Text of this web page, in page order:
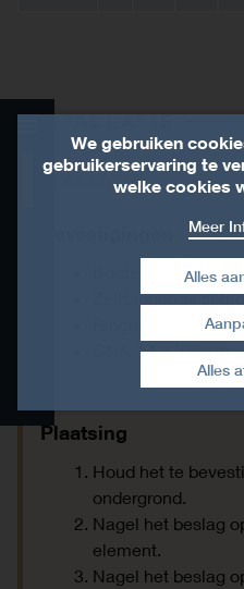
Product Details
Technische gegevens
Verwante producten
INSTALLATIE
INSTALLATIE
Zelftappende
Ringnagels CNA
CNA 3,1 x 35 mm.
Plaatsing
Houd het te
ondergrond.
Nagel het beslag
element.
Nagel het beslag
We gebruiken
gebruikerservaring te
welke cookies
Meer
Alles
Alles